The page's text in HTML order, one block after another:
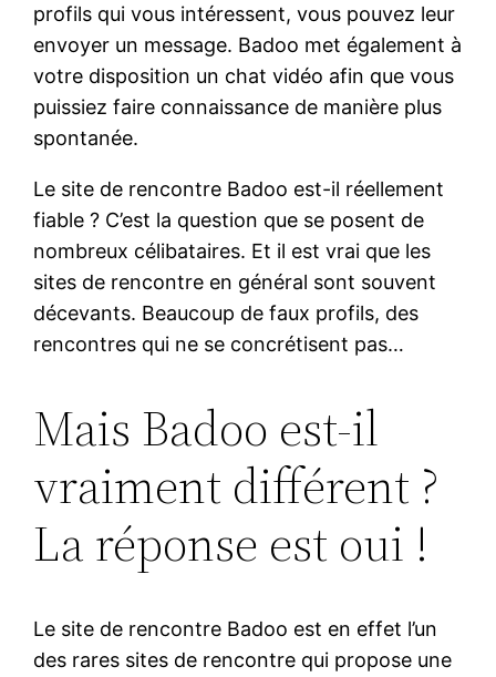
profils qui vous intéressent, vous pouvez leur
envoyer un message. Badoo met également à
votre disposition un chat vidéo afin que vous
puissiez faire connaissance de manière plus
spontanée.
Le site de rencontre Badoo est-il réellement
fiable ? C’est la question que se posent de
nombreux célibataires. Et il est vrai que les
sites de rencontre en général sont souvent
décevants. Beaucoup de faux profils, des
rencontres qui ne se concrétisent pas…
Mais Badoo est-il
vraiment différent ?
La réponse est oui !
Le site de rencontre Badoo est en effet l’un
des rares sites de rencontre qui propose une